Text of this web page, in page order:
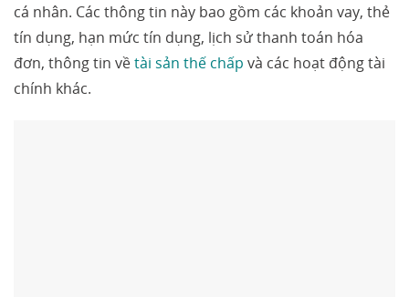
cá nhân. Các thông tin này bao gồm các khoản vay, thẻ
tín dụng, hạn mức tín dụng, lịch sử thanh toán hóa
đơn, thông tin vềtài sản thế chấp và các hoạt động tài
chính khác.